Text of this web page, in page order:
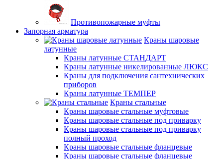
Противопожарные муфты
Запорная арматура
Краны шаровые
латунные
Краны латунные СТАНДАРТ
Краны латунные никелированные ЛЮКС
Краны для подключения сантехнических
приборов
Краны латунные ТЕМПЕР
Краны стальные
Краны шаровые стальные муфтовые
Краны шаровые стальные под приварку
Краны шаровые стальные под приварку
полный проход
Краны шаровые стальные фланцевые
Краны шаровые стальные фланцевые